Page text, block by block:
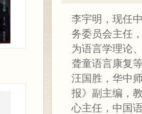
李宇明，现任
务委员会主任
为语言学理论
聋童语言康复
汪国胜，华中
报》副主编，
心主任，中国